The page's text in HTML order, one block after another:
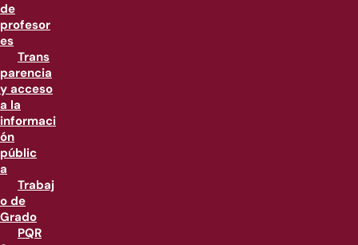
de
profesor
es
Trans
parencia
y acceso
a la
informaci
ón
públic
a
Trabaj
o de
Grado
PQR